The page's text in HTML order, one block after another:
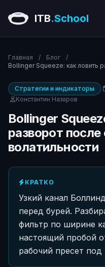
ITB.School
Главная / Блог
/
Bollinger Squeeze: как ловить
Стратегии и индикаторы
Константин Назаров
Bollinger
разворот
волатильности
КРАТКО
Узкий канал
перед бурей.
фильтр по ширине
настоящий пробой
рабочий пресет под